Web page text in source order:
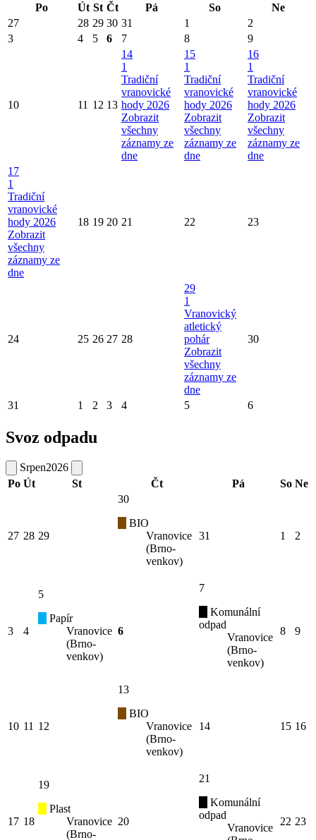
Po
Út St Čt Pá So
Ne
27
28 29 30 31 1
2
3
4 5 6 7 8 9
10 11 12 13
14
1
Tradiční
vranovické
hody 2026
Zobrazit
všechny
záznamy ze
dne
15
1
Tradiční
vranovické
hody 2026
Zobrazit
všechny
záznamy ze
dne
16
1
Tradiční
vranovické
hody 2026
Zobrazit
všechny
záznamy ze
dne
17
1
Tradiční
vranovické
hody 2026
Zobrazit
všechny
záznamy ze
dne
18 19 20 21 22 23
24 25 26 27 28
29
1
Vranovický
atletický
pohár
Zobrazit
všechny
záznamy ze
dne
30
31 1 2 3 4 5 6
Svoz odpadu
Srpen2026
Po Út St Čt Pá So Ne
27 28 29
30
BIO
Vranovice
(Brno-
venkov)
31 1 2
3 4
5
Papír
Vranovice
(Brno-
venkov)
6
7
Komunální
odpad
Vranovice
(Brno-
venkov)
8 9
10 11 12
13
BIO
Vranovice
(Brno-
venkov)
14 15 16
17 18
19
Plast
Vranovice
(Brno-
20
21
Komunální
odpad
Vranovice
22 23